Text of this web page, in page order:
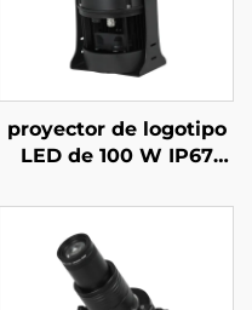
proyector de logotipo
LED de 100 W IP67
luz gobo giratoria para
señalización exterior
grande y proyección
en edificios